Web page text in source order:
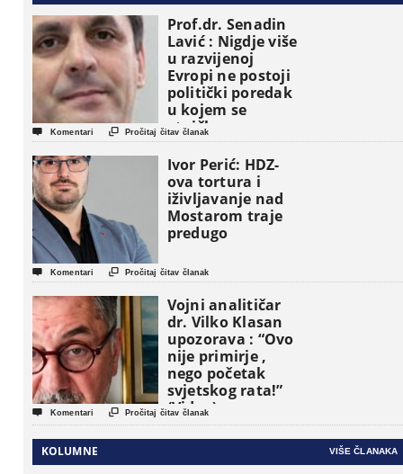
Prof.dr. Senadin
Lavić : Nigdje više
u razvijenoj
Evropi ne postoji
politički poredak
u kojem se
etničke grupe
pojavljuju kao
osnovne
političke jedinice
 Komentari  Pročitaj čitav članak
Ivor Perić: HDZ-
ova tortura i
iživljavanje nad
Mostarom traje
predugo
 Komentari  Pročitaj čitav članak
Vojni analitičar
dr. Vilko Klasan
upozorava : “Ovo
nije primirje ,
nego početak
svjetskog rata!”
(Video)
 Komentari  Pročitaj čitav članak
KOLUMNE VIŠE ČLANAKA